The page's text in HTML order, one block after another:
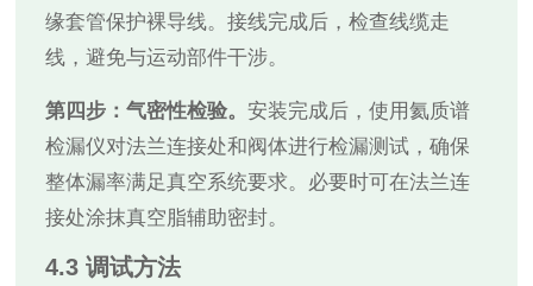
缘套管保护裸导线。接线完成后，检查线缆走
线，避免与运动部件干涉。
第四步：气密性检验。安装完成后，使用氦质谱
检漏仪对法兰连接处和阀体进行检漏测试，确保
整体漏率满足真空系统要求。必要时可在法兰连
接处涂抹真空脂辅助密封。
4.3 调试方法